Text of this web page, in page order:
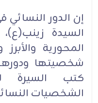
إن الدور
السيدة
المحورية
شخصيتها
كتب السيرة
الشخصيات